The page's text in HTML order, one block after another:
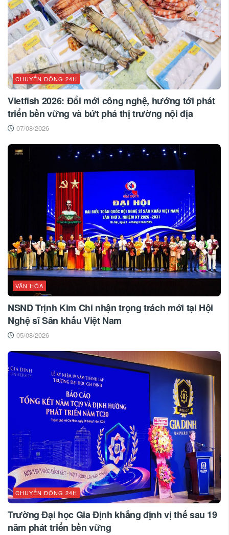
CHUYỂN ĐỘNG 24H
Vietfish 2026: Đổi mới công nghệ, hướng tới phát
triển bền vững và bứt phá thị trường nội địa
07/08/2026
VĂN HÓA
NSND Trịnh Kim Chi nhận trọng trách mới tại Hội
Nghệ sĩ Sân khấu Việt Nam
05/08/2026
CHUYỂN ĐỘNG 24H
Trường Đại học Gia Định khẳng định vị thế sau 19
năm phát triển bền vững